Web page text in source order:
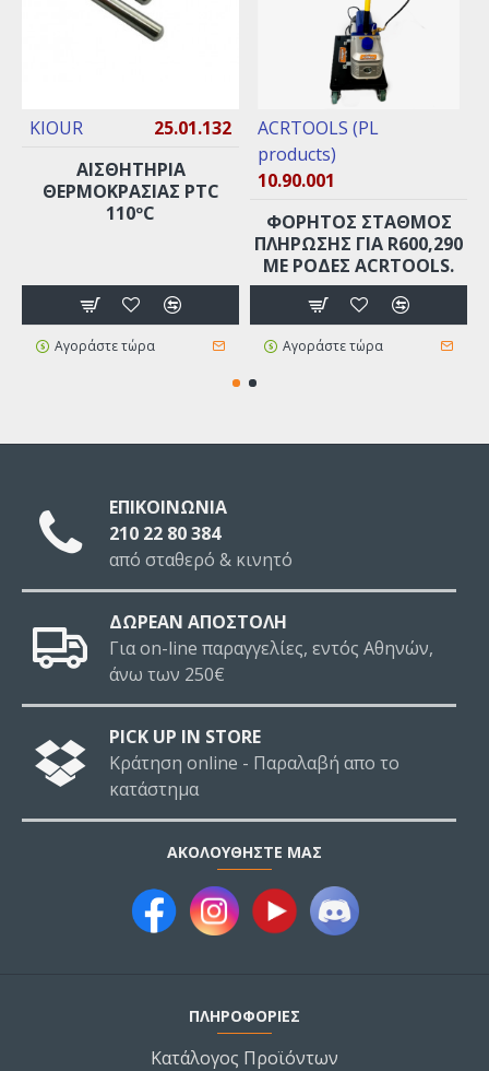
KIOUR
25.01.132
ΑΙΣΘΗΤΗΡΙΑ
ΘΕΡΜΟΚΡΑΣΙΑΣ PTC
110ºC
Αγοράστε τώρα
ACRTOOLS (PL
products)
10.90.001
ΦΟΡΗΤΟΣ ΣΤΑΘΜΟΣ
ΠΛΗΡΩΣΗΣ ΓΙΑ R600,290
ΜΕ ΡΌΔΕΣ ACRTOOLS.
Αγοράστε τώρα
ΕΠΙΚΟΙΝΩΝΙΑ
210 22 80 384
από σταθερό & κινητό
ΔΩΡΕΑΝ ΑΠΟΣΤΟΛΗ
Για on-line παραγγελίες, εντός Αθηνών,
άνω των 250€
PICK UP IN STORE
Κράτηση online - Παραλαβή απο το
κατάστημα
ΑΚΟΛΟΥΘΉΣΤΕ ΜΑΣ
ΠΛΗΡΟΦΟΡΙΕΣ
Κατάλογος Προϊόντων